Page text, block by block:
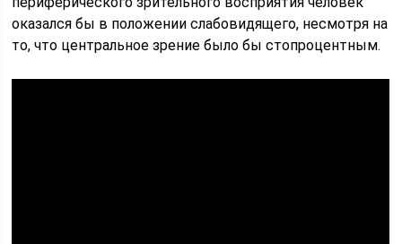
оказался бы в положении слабовидящего, несмотря на
то, что центральное зрение было бы стопроцентным.